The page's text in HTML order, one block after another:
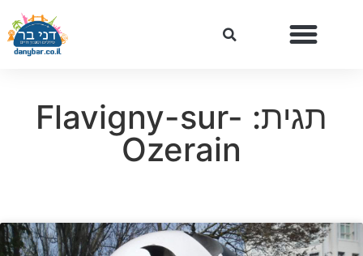
תגית: Flavigny-sur-
Ozerain